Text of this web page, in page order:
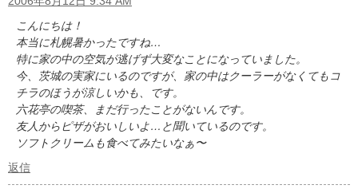
こんにちは！
本当に札幌暑かったですね…
特に家の中の空気が逃げず大変なことになっていました。
今、茨城の実家にいるのですが、家の中はクーラーがなくてもコ
チラのほうが涼しいかも、です。
六花亭の喫茶、まだ行ったことがないんです。
友人からピザがおいしいよ…と聞いているのです。
ソフトクリームも食べてみたいなぁ〜
返信